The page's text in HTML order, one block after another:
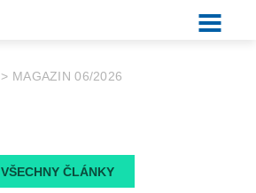
> MAGAZIN 06/2026
VŠECHNY ČLÁNKY